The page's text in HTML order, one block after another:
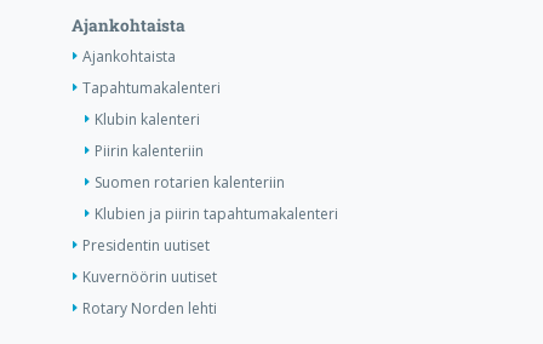
Ajankohtaista
Ajankohtaista
Tapahtumakalenteri
Klubin kalenteri
Piirin kalenteriin
Suomen rotarien kalenteriin
Klubien ja piirin tapahtumakalenteri
Presidentin uutiset
Kuvernöörin uutiset
Rotary Norden lehti